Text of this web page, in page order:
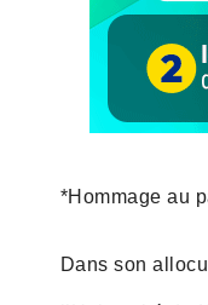
*Hommage au
Dans son